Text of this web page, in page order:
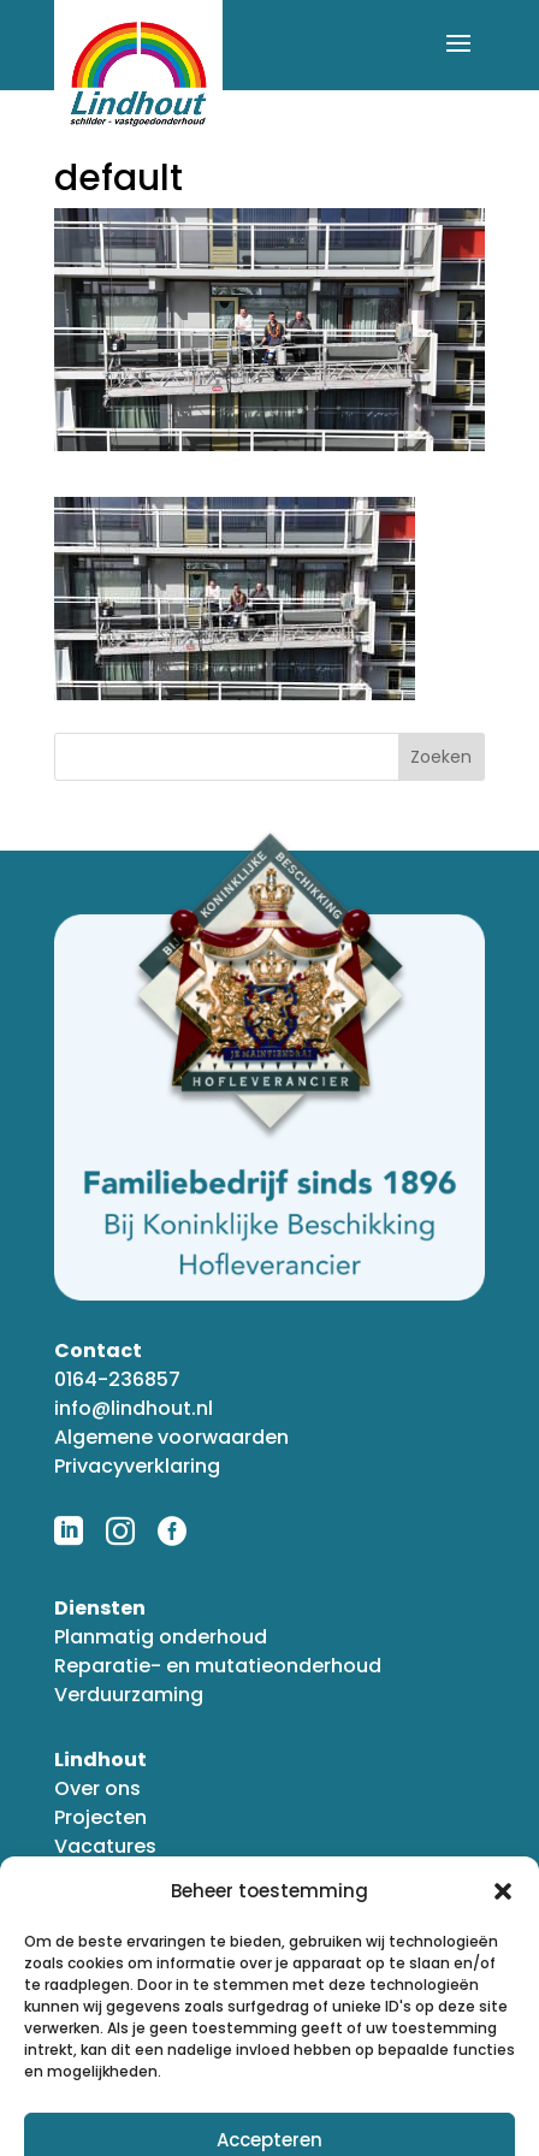
Beheer toestemming
Om de beste ervaringen te bieden, gebruiken wij technologieën
zoals cookies om informatie over je apparaat op te slaan en/of
te raadplegen. Door in te stemmen met deze technologieën
kunnen wij gegevens zoals surfgedrag of unieke ID's op deze site
verwerken. Als je geen toestemming geeft of uw toestemming
intrekt, kan dit een nadelige invloed hebben op bepaalde functies
en mogelijkheden.
Accepteren
default
Zoeken
Lindhout
Over ons
Projecten
Vacatures
Diensten
Planmatig onderhoud
Reparatie- en mutatieonderhoud
Verduurzaming
Contact
0164-236857
info@lindhout.nl
Algemene voorwaarden
Privacyverklaring
  